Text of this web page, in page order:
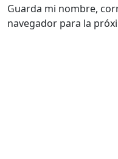
Guarda mi nombre,
navegador para la